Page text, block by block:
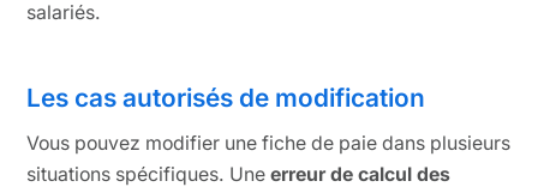
salariés.
Les cas autorisés de modification
Vous pouvez modifier une fiche de paie dans plusieurs
situations spécifiques. Uneerreur de calcul des